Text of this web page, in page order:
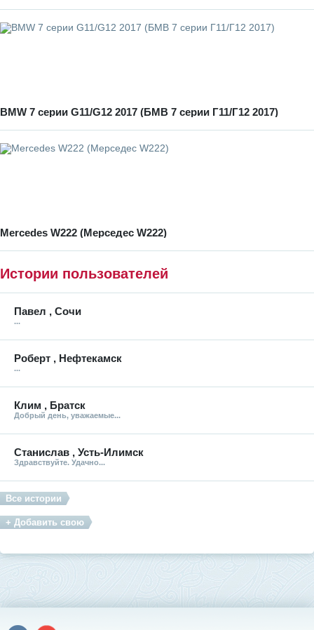
BMW 7 серии G11/G12 2017 (БМВ 7 серии Г11/Г12 2017)
Mercedes W222 (Мерседес W222)
Истории пользователей
Павел , Сочи
...
Роберт , Нефтекамск
...
Клим , Братск
Добрый день, уважаемые...
Станислав , Усть-Илимск
Здравствуйте. Удачно...
Все истории
+ Добавить свою